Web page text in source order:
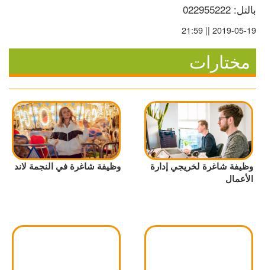
بالتل: 022955222
2019-05-19 || 21:59
مختارات
وظيفة شاغرة لخريجي إدارة
الأعمال
وظيفة شاغرة في النجمة لاند